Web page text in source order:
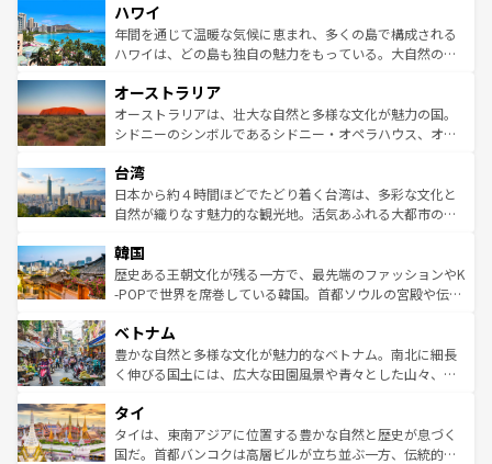
ば市内交通費無料で観光を楽しむこともできる。 なお、新
着のスイス情報はコンテンツ一覧 を参照してほしい。
のような巨大都市は、観光、ショッピング、エンターテイ
ンメントが詰まった刺激的なスポットだ。一方、アメリカ
西部には大自然が広がり、グランドキャニオンやイエロー
部のニューオーリンズでは、音楽と美食が融合した独特の
文化が魅力。旅行者はアメリカの各地域で異なる魅力を楽
しみながら、その多様性と豊かな歴史を感じることができ
ならではの贅沢な旅のスタイルだ。 なお、新着のアメリカ
情報はコンテンツ一覧を参照してほしい。
ハワイ
年間を通じて温暖な気候に恵まれ、多くの島で構成される
ハワイは、どの島も独自の魅力をもっている。大自然の神
ワイ島は見逃せない。また、定番の観光地といえばオアフ
島だが、静かな自然を求めるならマウイ島やカウアイ島が
おすすめ。エメラルドグリーンに輝く海をはじめ、豊かな
れるおもてなしの心で訪れる人々を迎えてくれるハワイの
人々、おいしいローカルフードやハワイアンミュージッ
ク、伝統的なフラダンスなど、すべてがハワイの魅力を彩
ワイを、存分に味わってほしい。 なお、新着のハワイ情報
はコンテンツ一覧を参照してほしい。
オーストラリア
オーストラリアは、壮大な自然と多様な文化が魅力の国。
シドニーのシンボルであるシドニー・オペラハウス、オー
リアリーフや大陸中央部にそびえるウルル（エアーズロッ
ク）、タスマニアの美しい原生林やケアンズの熱帯雨林な
ど、見どころがたくさん。また、カフェやワイン、オージ
いる。アクティビティも充実しており、サーフィンやダイ
ビング、ハイキングなど、アウトドア好きにはたまらな
い。オーストラリアの多彩な魅力を存分に味わいつくそ
参照してほしい。
台湾
日本から約４時間ほどでたどり着く台湾は、多彩な文化と
自然が織りなす魅力的な観光地。活気あふれる大都市の台
ン）、静ひつな山岳地帯である台湾東部など、都市の喧騒
と山間の静けさが共存しており、訪れる人に新しい発見と
驚きをもたらしてくれる。また、奥深い台湾の食文化も魅
容にもいいと評判のスイーツなど、バラエティ豊かな料理
が味わえる。 なお、新着の台湾情報は コンテンツ一覧を参
照してほしい。
韓国
歴史ある王朝文化が残る一方で、最先端のファッションやK
-POPで世界を席巻している韓国。首都ソウルの宮殿や伝統
き、地方に足を延ばせば四季折々の自然美を楽しむことが
できる。そして、キムチや焼肉、絶品のストリートフード
まで、さまざまな韓国料理が待っている。夜には、韓国な
リティに包まれながら、韓国の多彩な魅力を心ゆくまで味
わってみてほしい。 なお、新着の韓国情報はコンテンツ一
覧を参照してほしい。
ベトナム
豊かな自然と多様な文化が魅力的なベトナム。南北に細長
く伸びる国土には、広大な田園風景や青々とした山々、世
急速な発展と共に伝統が息づく。ハノイの古い町並みやホ
ーチミン市のフランス統治時代の建物も、独特の雰囲気を
醸し出している。また、バラエティの豊かさとおいしさで
タイ
タイは、東南アジアに位置する豊かな自然と歴史が息づく
国だ。首都バンコクは高層ビルが立ち並ぶ一方、伝統的な